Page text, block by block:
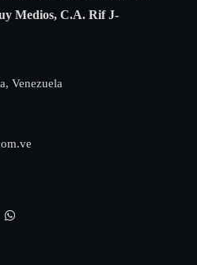
Medios, C.A. Rif J-
Venezuela